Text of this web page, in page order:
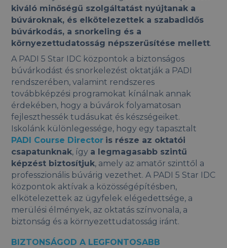
kiváló minőségű szolgáltatást nyújtanak a
búvároknak, és elkötelezettek a szabadidős
búvárkodás, a snorkeling és a
környezettudatosság népszerűsítése mellett.
A PADI 5 Star IDC központok a biztonságos
búvárkodást és snorkelezést oktatják a PADI
rendszerében, valamint rendszeres
továbbképzési programokat kínálnak annak
érdekében, hogy a búvárok folyamatosan
fejleszthessék tudásukat és készségeiket.
Iskolánk különlegessége, hogy egy tapasztalt
PADI Course Director is része az oktatói
csapatunknak, így a legmagasabb szintű
képzést biztosítjuk, amely az amatőr szinttől a
professzionális búvárig vezethet. A PADI 5 Star IDC
központok aktívak a közösségépítésben,
elkötelezettek az ügyfelek elégedettsége, a
merülési élmények, az oktatás színvonala, a
biztonság és a környezettudatosság iránt.
BIZTONSÁGOD A LEGFONTOSABB